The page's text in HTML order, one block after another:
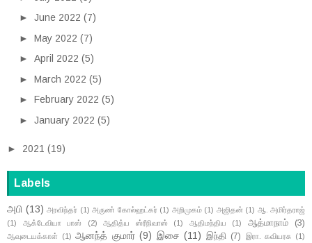
► June 2022 (7)
► May 2022 (7)
► April 2022 (5)
► March 2022 (5)
► February 2022 (5)
► January 2022 (5)
► 2021 (19)
Labels
அபி (13) அரவிந்தர் (1) அருண் கோல்ஹட்கர் (1) அறிமுகம் (1) அஜிதன் (1) ஆ. அமிர்தராஜ்
(1)
ஆக்டேவியா பாஸ் (2) ஆதித்ய ஸ்ரீநிவாஸ் (1) ஆதிமந்திய (1) ஆத்மாநாம் (3)
ஆவுடையக்காள் (1) ஆனந்த் குமார் (9) இசை (11) இந்தி (7) இரா. கவியரசு
(1)